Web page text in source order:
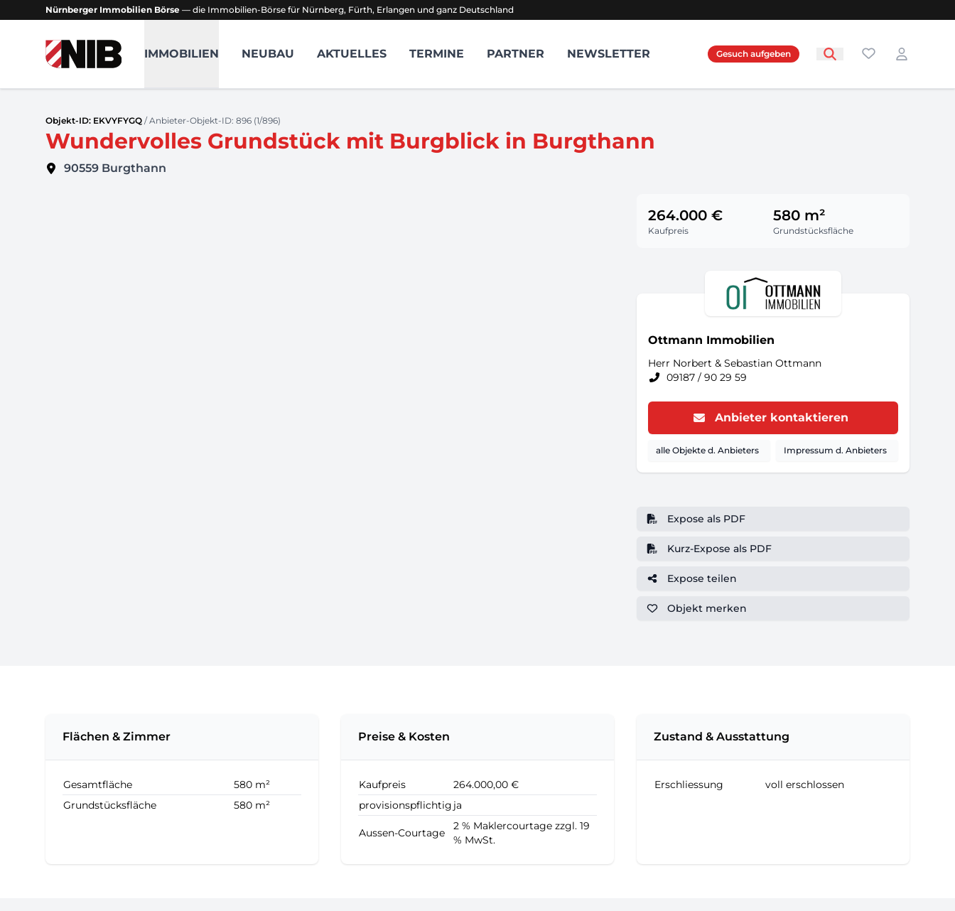
Nürnberger Immobilien Börse — die Immobilien-Börse für Nürnberg, Fürth, Erlangen und ganz Deutschland
NIB - Nürnberger Immobilien Börse
IMMOBILIEN NEUBAU AKTUELLES TERMINE PARTNER NEWSLETTER Gesuch aufgeben Favoriten
Login
Objekt-ID: EKVYFYGQ / Anbieter-Objekt-ID: 896 (1/896)
Wundervolles Grundstück mit Burgblick in Burgthann
90559 Burgthann
Kaufpreis
264.000 €
Grundstücksfläche
580 m²
Ottmann Immobilien
Herr Norbert & Sebastian Ottmann
09187 / 90 29 59
Anbieter kontaktieren
alle Objekte d. Anbieters Impressum d. Anbieters
Expose als PDF
Kurz-Expose als PDF
Expose teilen
Objekt merken
Flächen & Zimmer
Gesamtfläche
580 m²
Grundstücksfläche
580 m²
Preise & Kosten
Kaufpreis
264.000,00 €
provisionspflichtig ja
Aussen-Courtage
2 % Maklercourtage zzgl. 19
% MwSt.
Zustand & Ausstattung
Erschliessung voll erschlossen